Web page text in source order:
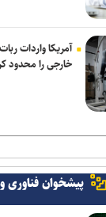
آمریکا واردات
خارجی را محدود
پیشخوان فناوری